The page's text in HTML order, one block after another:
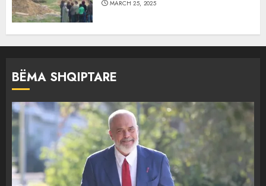
MARCH 25, 2025
BËMA SHQIPTARE